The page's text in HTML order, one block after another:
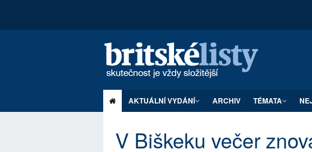
AKTUÁLNÍ VYDÁNÍ ARCHIV TÉMATA
V Biškeku večer